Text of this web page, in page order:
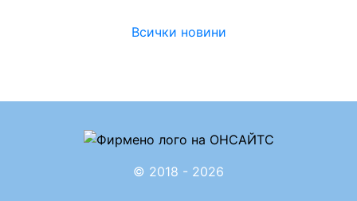
Всички новини
© 2018 - 2026